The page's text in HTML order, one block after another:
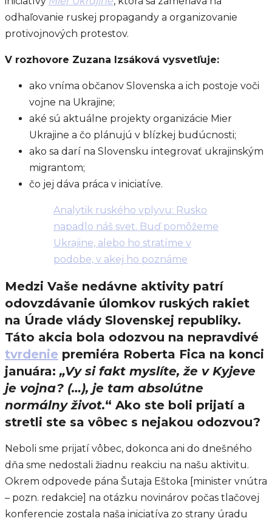
odhaľovanie ruskej propagandy a organizovanie
protivojnových protestov.
V rozhovore Zuzana Izsáková vysvetľuje:
ako vníma občanov Slovenska a ich postoje voči
vojne na Ukrajine;
aké sú aktuálne projekty organizácie Mier
Ukrajine a čo plánujú v blízkej budúcnosti;
ako sa darí na Slovensku integrovať ukrajinským
migrantom;
čo jej dáva práca v iniciatíve.
Analytik ruského vplyvu: Rusko
napadlo náš svet. Buď pomôžeme
Ukrajine, alebo ho stratíme v
podobe, v akej ho poznáme
Medzi Vaše nedávne aktivity patrí
odovzdávanie úlomkov ruských rakiet
na Úrade vlády Slovenskej republiky.
Táto akcia bola odozvou na nepravdivé
tvrdenie premiéra Roberta Fica na konci
januára: „Vy si fakt myslíte, že v Kyjeve
je vojna? (…), je tam absolútne
normálny život.“ Ako ste boli prijatí a
stretli ste sa vôbec s nejakou odozvou?
Neboli sme prijatí vôbec, dokonca ani do dnešného
dňa sme nedostali žiadnu reakciu na našu aktivitu.
Okrem odpovede pána Šutaja Eštoka [minister vnútra
– pozn. redakcie] na otázku novinárov počas tlačovej
konferencie zostala naša iniciatíva zo strany úradu